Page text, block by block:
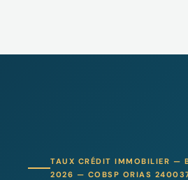
TAUX CRÉDIT IMMOBILIER —
2026 — COBSP ORIAS